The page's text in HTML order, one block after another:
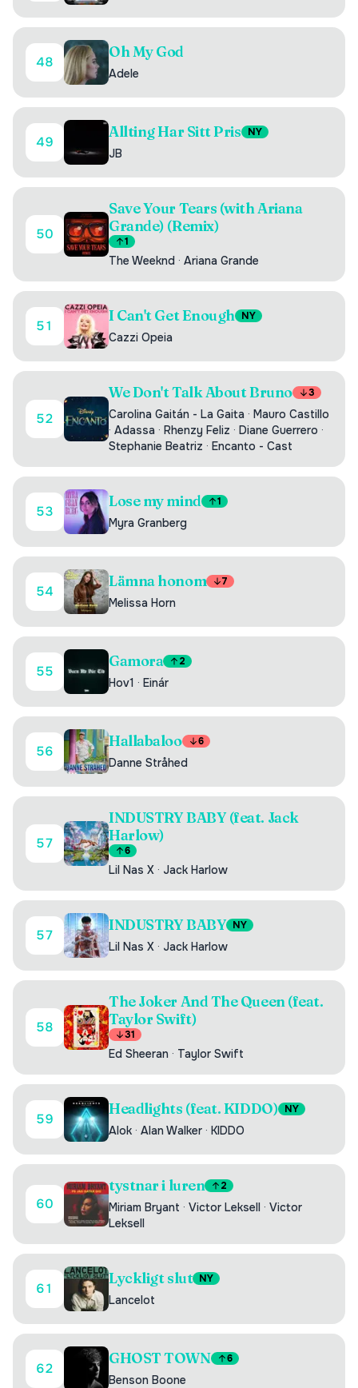
48
Oh My God
Adele
49
Allting Har Sitt Pris NY
JB
50
Save Your Tears (with Ariana
Grande) (Remix)
1
The Weeknd · Ariana Grande
51
I Can't Get Enough NY
Cazzi Opeia
52
We Don't Talk About Bruno 3
Carolina Gaitán - La Gaita · Mauro Castillo
· Adassa · Rhenzy Feliz · Diane Guerrero ·
Stephanie Beatriz · Encanto - Cast
53
Lose my mind 1
Myra Granberg
54
Lämna honom 7
Melissa Horn
55
Gamora 2
Hov1 · Einár
56
Hallabaloo 6
Danne Stråhed
57
INDUSTRY BABY (feat. Jack
Harlow)
6
Lil Nas X · Jack Harlow
57
INDUSTRY BABY NY
Lil Nas X · Jack Harlow
58
The Joker And The Queen (feat.
Taylor Swift)
31
Ed Sheeran · Taylor Swift
59
Headlights (feat. KIDDO) NY
Alok · Alan Walker · KIDDO
60
tystnar i luren 2
Miriam Bryant · Victor Leksell · Victor
Leksell
61
Lyckligt slut NY
Lancelot
62
GHOST TOWN 6
Benson Boone